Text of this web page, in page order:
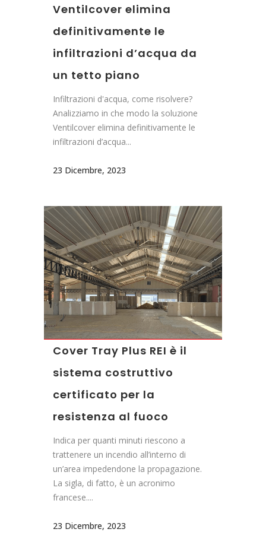
Ventilcover elimina
definitivamente le
infiltrazioni d’acqua da
un tetto piano
Infiltrazioni d'acqua, come risolvere?
Analizziamo in che modo la soluzione
Ventilcover elimina definitivamente le
infiltrazioni d’acqua...
23 Dicembre, 2023
Cover Tray Plus REI è il
sistema costruttivo
certificato per la
resistenza al fuoco
Indica per quanti minuti riescono a
trattenere un incendio all’interno di
un’area impedendone la propagazione.
La sigla, di fatto, è un acronimo
francese....
23 Dicembre, 2023